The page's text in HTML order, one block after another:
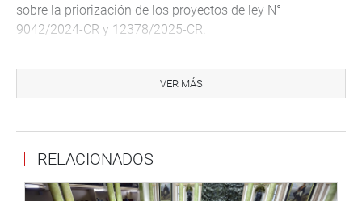
sobre la priorización de los proyectos de ley N°
9042/2024-CR y 12378/2025-CR.
VER MÁS
RELACIONADOS